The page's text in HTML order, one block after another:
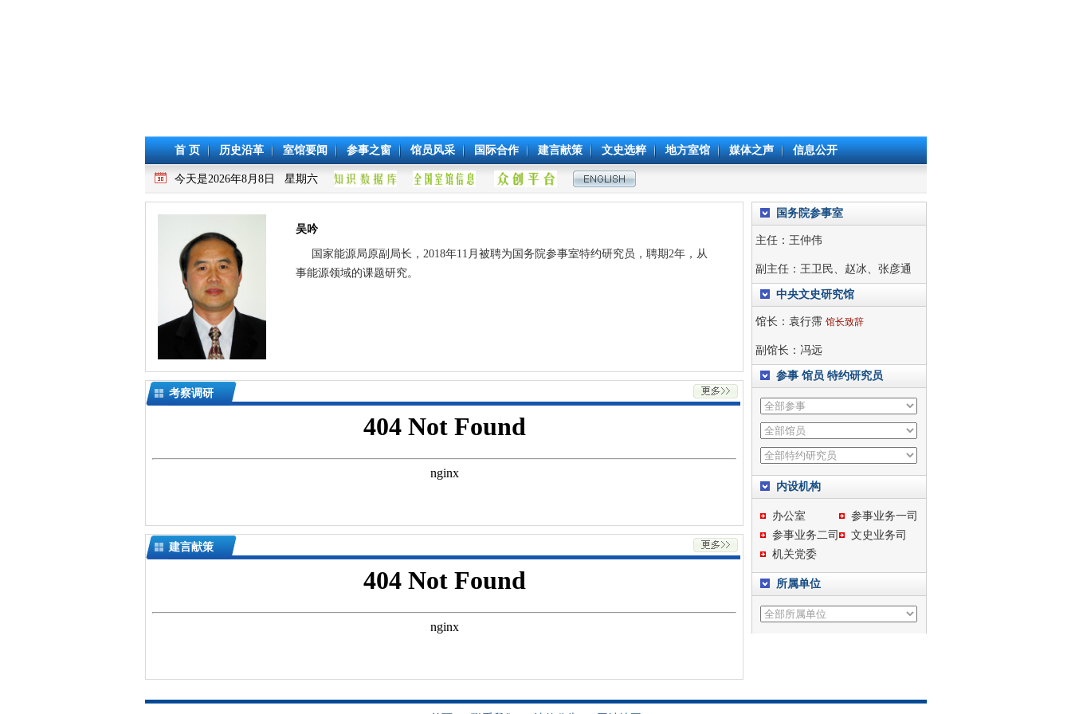
首 页 历史沿革 室馆要闻 参事之窗 馆员风采 国际合作 建言献策 文史选粹 地方室馆 媒体之声 信息公开
今天是2026年8月8日 星期六
吴吟
国家能源局原副局长，2018年11月被聘为国务院参事室特约研究员，聘期2年，从
事能源领域的课题研究。
考察调研
建言献策
国务院参事室
主任： 王仲伟
副主任： 王卫民、 赵冰、 张彦通
中央文史研究馆
馆长： 袁行霈 馆长致辞
副馆长： 冯远
参事 馆员 特约研究员
内设机构
办公室
参事业务一司
参事业务二司
文史业务司
机关党委
所属单位